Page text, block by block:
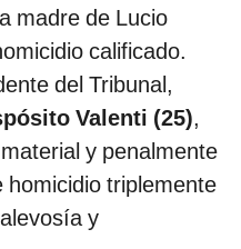
madre de Lucio
calificado.
del Tribunal,
Valenti (25),
y penalmente
homicidio triplemente
y